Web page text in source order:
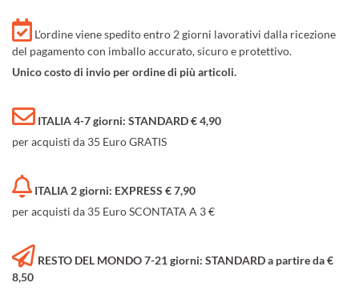
L'ordine viene spedito entro 2 giorni lavorativi dalla ricezione
del pagamento con imballo accurato, sicuro e protettivo.
Unico costo di invio per ordine di più articoli.
ITALIA 4-7 giorni: STANDARD € 4,90
per acquisti da 35 Euro GRATIS
ITALIA 2 giorni: EXPRESS € 7,90
per acquisti da 35 Euro SCONTATA A 3 €
RESTO DEL MONDO 7-21 giorni: STANDARD a partire da €
8,50